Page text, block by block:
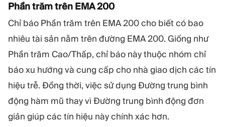
Phần trăm trên EMA 200
Chỉ báo Phần trăm trên EMA 200 cho biết có bao
nhiêu tài sản nằm trên đường EMA 200. Giống như
Phần trăm Cao/Thấp, chỉ báo này thuộc nhóm chỉ
báo xu hướng và cung cấp cho nhà giao dịch các tín
hiệu trễ. Đồng thời, việc sử dụng Đường trung bình
động hàm mũ thay vì Đường trung bình động đơn
giản giúp các tín hiệu này chính xác hơn.